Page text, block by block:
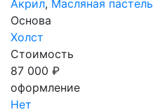
Акрил, Масляная пастель
Основа
Холст
Стоимость
87 000 ₽
оформление
Нет